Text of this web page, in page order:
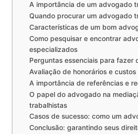
A importância de um advogado
Quando procurar um advogado
Características de um bom
Como pesquisar e encontrar
especializados
Perguntas essenciais para fazer
Avaliação de honorários e custos
A importância de referências e
O papel do advogado na
trabalhistas
Casos de sucesso: como um
Conclusão: garantindo seus